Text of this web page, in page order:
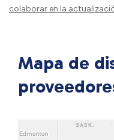
colaborar en la
Mapa de